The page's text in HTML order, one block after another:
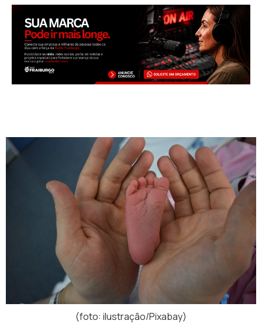
(foto: ilustração/Pixabay)